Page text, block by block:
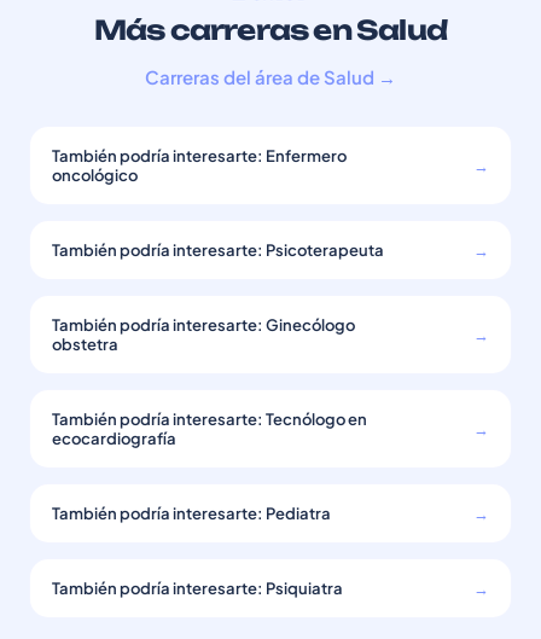
Más carreras en Salud
Carreras del área de Salud →
También podría interesarte: Enfermero
oncológico
→
También podría interesarte: Psicoterapeuta →
También podría interesarte: Ginecólogo
obstetra
→
También podría interesarte: Tecnólogo en
ecocardiografía
→
También podría interesarte: Pediatra →
También podría interesarte: Psiquiatra →